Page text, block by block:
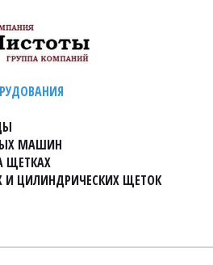
МАШИН
ЩЕТКАХ
И ЦИЛИНДРИЧЕСКИХ ЩЕТОК